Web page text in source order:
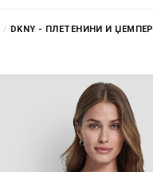
/ DKNY - ПЛЕТЕНИНИ И